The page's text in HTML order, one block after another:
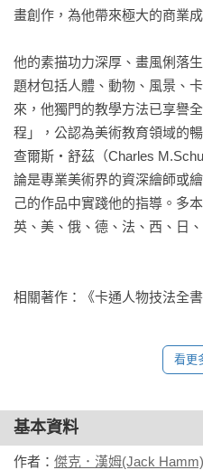
感受外在世界的人，沒有人不
尤其在藝術、舞台、影視、時
成功的靈魂關鍵。人體素描的
下。沒有好的底子，就創作不
發揮創意加以變形，也會因為
解析全身 5 大區塊：頭部、五
點和具體畫法，示範人物特色
細節處理，以及如何展現神情
裝人體的要領。透過扎實的手
享譽半世紀！最擅創造真實、
重點是表現出景致的感受！
畫創作，為他帶來極大的商業成
他的素描功力深厚、畫風俐落
題材包括人體、動物、風景、
來，他獨門的教學方法已享譽
程」，公認為美術教育領域的
查爾斯‧舒茲（Charles
論是專業美術界的資深繪師或
己的作品中實踐他的指導。多
英、美、俄、德、法、西、日
相關著作：《卡通人物技法全
看更
基本資料
作者： 傑克．漢姆(Jack Hamm)